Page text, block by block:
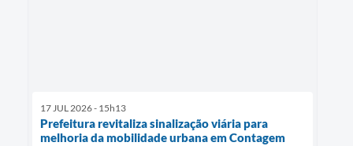
17 JUL 2026 - 15h13
Prefeitura revitaliza sinalização viária para
melhoria da mobilidade urbana em Contagem